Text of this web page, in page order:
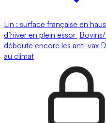
Lin : surface française en
d’hiver en plein essor
déboute encore les anti-vax
au climat